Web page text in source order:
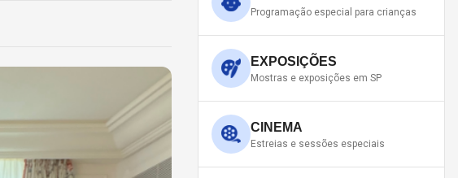
Programação especial para crianças
EXPOSIÇÕES
Mostras e exposições em SP
CINEMA
Estreias e sessões especiais